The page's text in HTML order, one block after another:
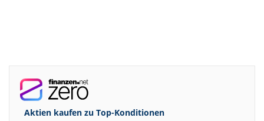
Aktien kaufen zu Top-Konditionen